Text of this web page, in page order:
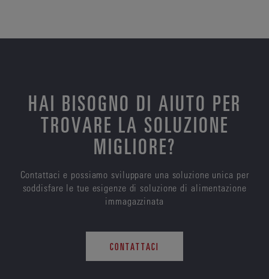
HAI BISOGNO DI AIUTO PER
TROVARE LA SOLUZIONE
MIGLIORE?
Contattaci e possiamo sviluppare una soluzione unica per
soddisfare le tue esigenze di soluzione di alimentazione
immagazzinata
CONTATTACI